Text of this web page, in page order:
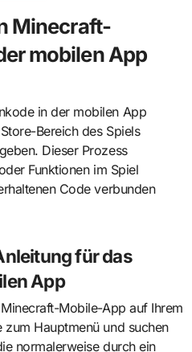
Minecraft-
mobilen App
in der mobilen App
Bereich des Spiels
Dieser Prozess
Funktionen im Spiel
Code verbunden
für das
App
Mobile-App auf Ihrem
zum Hauptmenü und suchen
normalerweise durch ein